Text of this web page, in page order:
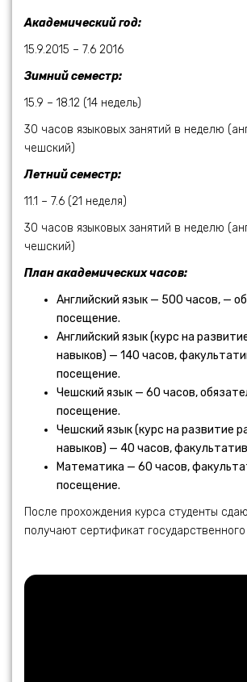
Академический год:
15.9.2015 – 7.6 2016
Зимний семестр:
15.9 – 18.12 (14 недель)
30 часов языковых занятий в неделю
чешский)
Летний семестр:
11.1 – 7.6 (21 неделя)
30 часов языковых занятий в неделю
чешский)
План академических часов:
Английский язык — 500 часов, —
посещение.
Английский язык (курс на
навыков) — 140 часов,
посещение.
Чешский язык — 60 часов,
посещение.
Чешский язык (курс на развитие
навыков) — 40 часов,
Математика — 60 часов,
посещение.
После прохождения курса студенты
получают сертификат государственного